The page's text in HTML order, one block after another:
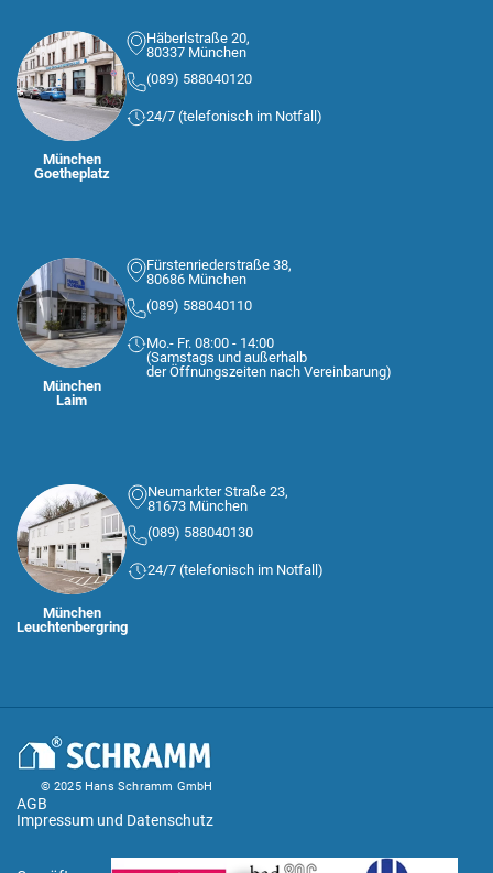
München
Goetheplatz
Häberlstraße 20,
80337 München
(089) 588040120
24/7 (telefonisch im Notfall)
München
Laim
Fürstenriederstraße 38,
80686 München
(089) 588040110
Mo.- Fr. 08:00 - 14:00
(Samstags und außerhalb
der Öffnungszeiten nach Vereinbarung)
München
Leuchtenbergring
Neumarkter Straße 23,
81673 München
(089) 588040130
24/7 (telefonisch im Notfall)
© 2025 Hans Schramm GmbH
AGB
Impressum und Datenschutz